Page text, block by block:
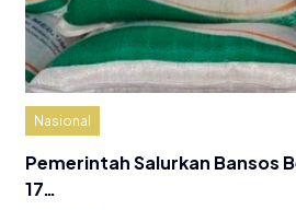
Nasional
Pemerintah Salurkan Bansos
17…